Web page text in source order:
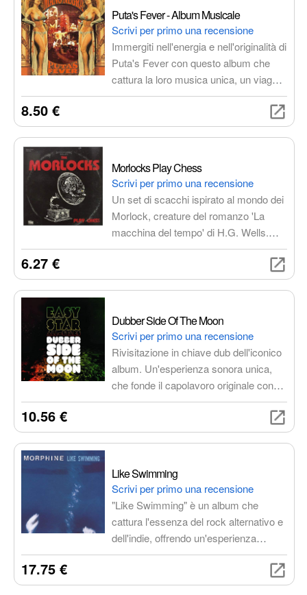
ascolto.
Puta's Fever - Album Musicale
Scrivi per primo una recensione
Immergiti nell'energia e nell'originalità di
Puta's Fever con questo album che
cattura la loro musica unica, un viaggio
sonoro di ritmi incalzanti e melodie
fonde elementi di diversi generi
d'ascolto indimenticabile.
8.50 €
Morlocks Play Chess
Scrivi per primo una recensione
Un set di scacchi ispirato al mondo dei
Morlock, creature del romanzo 'La
macchina del tempo' di H.G. Wells.
Design unico e dettagliato, perfetto per
fantascienza.
6.27 €
Dubber Side Of The Moon
Scrivi per primo una recensione
Rivisitazione in chiave dub dell'iconico
album. Un'esperienza sonora unica,
che fonde il capolavoro originale con
atmosfere rilassate e ipnotiche,
completamente nuova.
10.56 €
Like Swimming
Scrivi per primo una recensione
"Like Swimming" è un album che
cattura l'essenza del rock alternativo e
dell'indie, offrendo un'esperienza
musicale intensa e coinvolgente
profondi e atmosfere suggestive.
17.75 €